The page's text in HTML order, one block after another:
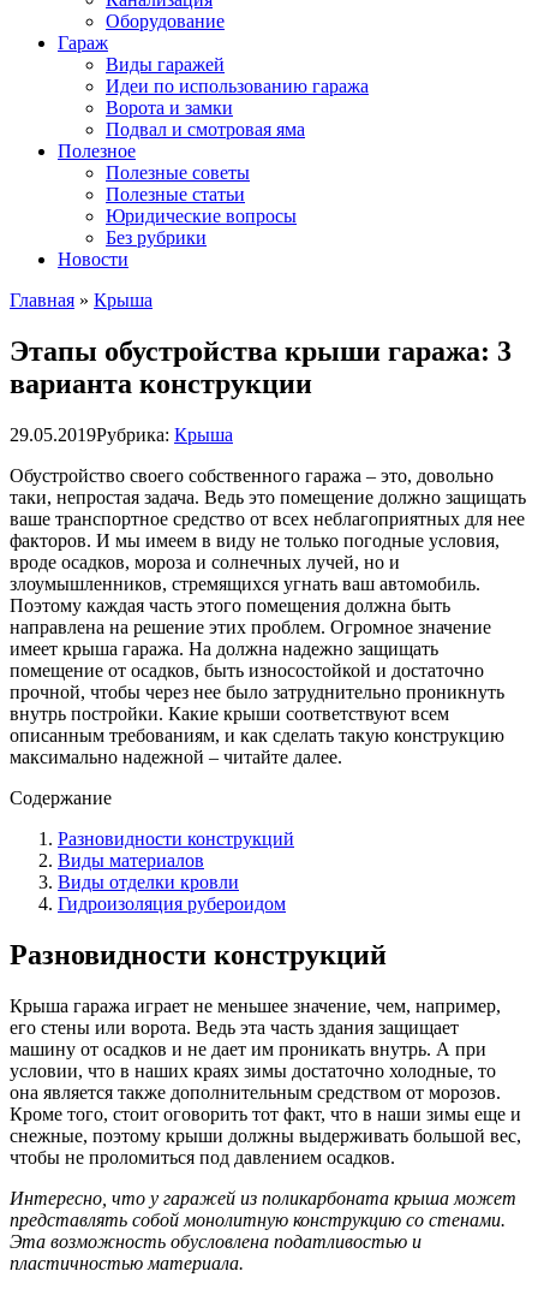
Оборудование
Гараж
Виды гаражей
Идеи по использованию гаража
Ворота и замки
Подвал и смотровая яма
Полезное
Полезные советы
Полезные статьи
Юридические вопросы
Без рубрики
Новости
Главная » Крыша
Этапы обустройства крыши гаража: 3
варианта конструкции
29.05.2019Рубрика: Крыша
Обустройство своего собственного гаража – это, довольно
таки, непростая задача. Ведь это помещение должно защищать
ваше транспортное средство от всех неблагоприятных для нее
факторов. И мы имеем в виду не только погодные условия,
вроде осадков, мороза и солнечных лучей, но и
злоумышленников, стремящихся угнать ваш автомобиль.
Поэтому каждая часть этого помещения должна быть
направлена на решение этих проблем. Огромное значение
имеет крыша гаража. На должна надежно защищать
помещение от осадков, быть износостойкой и достаточно
прочной, чтобы через нее было затруднительно проникнуть
внутрь постройки. Какие крыши соответствуют всем
описанным требованиям, и как сделать такую конструкцию
максимально надежной – читайте далее.
Содержание
Разновидности конструкций
Виды материалов
Виды отделки кровли
Гидроизоляция рубероидом
Разновидности конструкций
Крыша гаража играет не меньшее значение, чем, например,
его стены или ворота. Ведь эта часть здания защищает
машину от осадков и не дает им проникать внутрь. А при
условии, что в наших краях зимы достаточно холодные, то
она является также дополнительным средством от морозов.
Кроме того, стоит оговорить тот факт, что в наши зимы еще и
снежные, поэтому крыши должны выдерживать большой вес,
чтобы не проломиться под давлением осадков.
Интересно, что у гаражей из поликарбоната крыша может
представлять собой монолитную конструкцию со стенами.
Эта возможность обусловлена податливостью и
пластичностью материала.